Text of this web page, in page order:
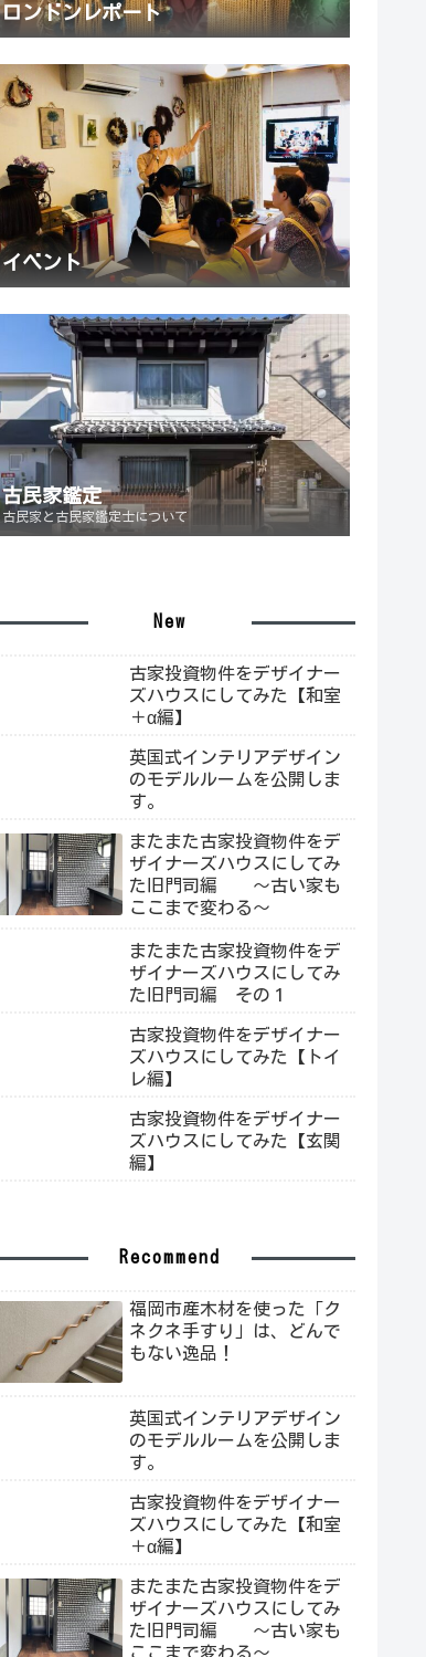
ロンドンレポート
イベント
古民家鑑定
古民家と古民家鑑定士について
New
古家投資物件をデザイナー
ズハウスにしてみた【和室
＋α編】
英国式インテリアデザイン
のモデルルームを公開しま
す。
またまた古家投資物件をデ
ザイナーズハウスにしてみ
た旧門司編 ～古い家も
ここまで変わる～
またまた古家投資物件をデ
ザイナーズハウスにしてみ
た旧門司編 その１
古家投資物件をデザイナー
ズハウスにしてみた【トイ
レ編】
古家投資物件をデザイナー
ズハウスにしてみた【玄関
編】
Recommend
福岡市産木材を使った「ク
ネクネ手すり」は、どんで
もない逸品！
英国式インテリアデザイン
のモデルルームを公開しま
す。
古家投資物件をデザイナー
ズハウスにしてみた【和室
＋α編】
またまた古家投資物件をデ
ザイナーズハウスにしてみ
た旧門司編 ～古い家も
ここまで変わる～